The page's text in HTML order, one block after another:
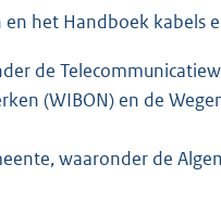
het Handboek kabels
de
(WIBON) en de
waaronder de